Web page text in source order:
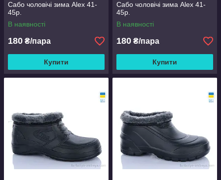
Сабо чоловічі зима Alex 41-
45р.
В наявності
180 ₴/пара
Купити
Сабо чоловічі зима Alex 41-
45р.
В наявності
180 ₴/пара
Купити